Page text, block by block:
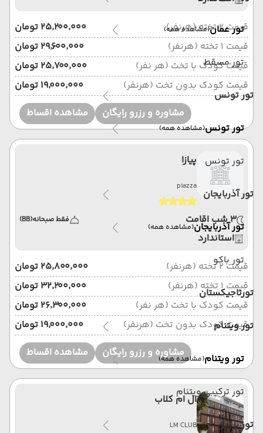
تور عمان(مشاهده همه)
تور مسقط
تور تونس
تور تونس(مشاهده همه)
تور تونس
تور آذربایجان
تور آذربایجان(مشاهده همه)
تور باکو
تورتاجیکستان
تور ویتنام
تور ویتنام(مشاهده همه)
تور ترکیبی ویتنام
تور برزیل
قیمت 2 تخته (هرنفر)
۲۵٬۲۰۰٬۰۰۰ تومان
قیمت 1 تخته (هرنفر)
۲۹٬۶۰۰٬۰۰۰ تومان
قیمت کودک با تخت (هر نفر)
۲۵٬۷۰۰٬۰۰۰ تومان
قیمت کودک بدون تخت (هرنفر)
۱۹٬۰۰۰٬۰۰۰ تومان
مشاوره و رزرو رایگان
مشاهده اقساط
پیازا
piazza
3 شب اقامت فقط صبحانه(BB)
استاندارد
قیمت 2 تخته (هرنفر)
۲۵٬۸۰۰٬۰۰۰ تومان
قیمت 1 تخته (هرنفر)
۳۲٬۲۰۰٬۰۰۰ تومان
قیمت کودک با تخت (هر نفر)
۲۶٬۳۰۰٬۰۰۰ تومان
قیمت کودک بدون تخت (هرنفر)
۱۹٬۰۰۰٬۰۰۰ تومان
مشاوره و رزرو رایگان
مشاهده اقساط
ال ام کلاب
LM CLUB